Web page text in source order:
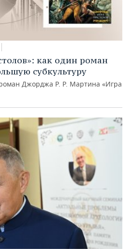
как один роман
субкультуру
Джорджа Р. Р. Мартина «Игра